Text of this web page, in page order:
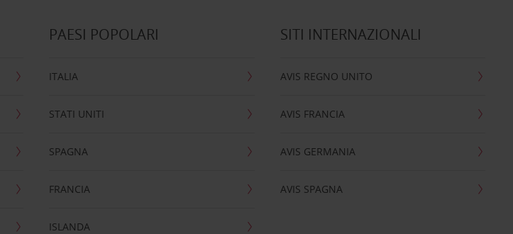
PAESI POPOLARI
ITALIA
STATI UNITI
SPAGNA
FRANCIA
ISLANDA
SITI INTERNAZIONALI
AVIS REGNO UNITO
AVIS FRANCIA
AVIS GERMANIA
AVIS SPAGNA